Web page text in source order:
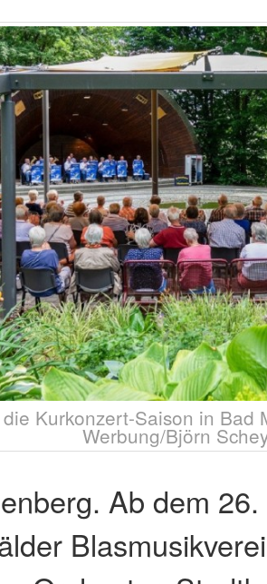
Kurkonzert-Saison in Bad
Werbung/Björn
Ab dem